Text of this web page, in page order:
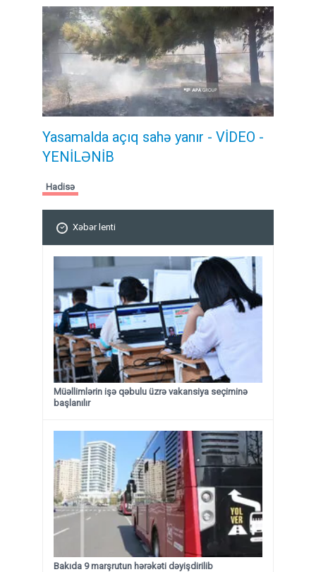
Yasamalda açıq sahə yanır - VİDEO -
YENİLƏNİB
Hadisə
Xəbər lenti
Müəllimlərin işə qəbulu üzrə vakansiya seçiminə
başlanılır
Bakıda 9 marşrutun hərəkəti dəyişdirilib